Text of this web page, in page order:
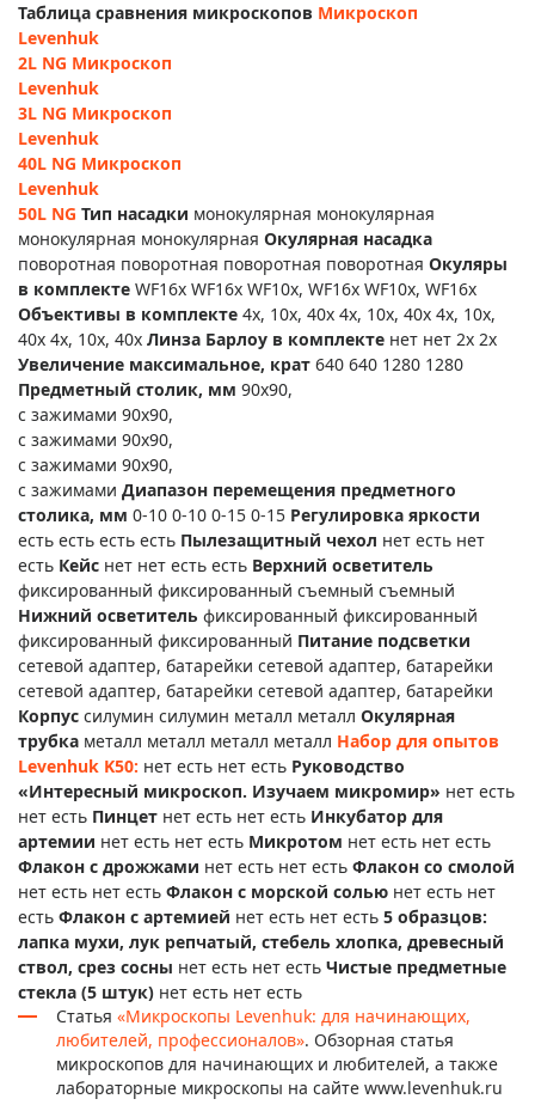
Таблица сравнения микроскопов Микроскоп
Levenhuk
2L NG Микроскоп
Levenhuk
3L NG Микроскоп
Levenhuk
40L NG Микроскоп
Levenhuk
50L NG Тип насадки монокулярная монокулярная
монокулярная монокулярная Окулярная насадка
поворотная поворотная поворотная поворотная Окуляры
в комплекте WF16х WF16х WF10x, WF16x WF10x, WF16x
Объективы в комплекте 4х, 10х, 40х 4х, 10х, 40х 4x, 10x,
40x 4x, 10x, 40x Линза Барлоу в комплекте нет нет 2x 2x
Увеличение максимальное, крат 640 640 1280 1280
Предметный столик, мм 90x90,
с зажимами 90x90,
с зажимами 90x90,
с зажимами 90x90,
с зажимами Диапазон перемещения предметного
столика, мм 0-10 0-10 0-15 0-15 Регулировка яркости
есть есть есть есть Пылезащитный чехол нет есть нет
есть Кейс нет нет есть есть Верхний осветитель
фиксированный фиксированный съемный съемный
Нижний осветитель фиксированный фиксированный
фиксированный фиксированный Питание подсветки
сетевой адаптер, батарейки сетевой адаптер, батарейки
сетевой адаптер, батарейки сетевой адаптер, батарейки
Корпус силумин силумин металл металл Окулярная
трубка металл металл металл металл Набор для опытов
Levenhuk K50: нет есть нет есть Руководство
«Интересный микроскоп. Изучаем микромир» нет есть
нет есть Пинцет нет есть нет есть Инкубатор для
артемии нет есть нет есть Микротом нет есть нет есть
Флакон с дрожжами нет есть нет есть Флакон со смолой
нет есть нет есть Флакон с морской солью нет есть нет
есть Флакон с артемией нет есть нет есть 5 образцов:
лапка мухи, лук репчатый, стебель хлопка, древесный
ствол, срез сосны нет есть нет есть Чистые предметные
стекла (5 штук) нет есть нет есть
Статья «Микроскопы Levenhuk: для начинающих,
любителей, профессионалов». Обзорная статья
микроскопов для начинающих и любителей, а также
лабораторные микроскопы на сайте www.levenhuk.ru